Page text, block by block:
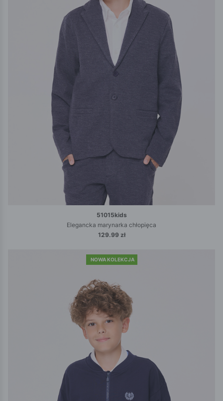
51015kids
Elegancka marynarka chłopięca
129.99 zł
NOWA KOLEKCJA